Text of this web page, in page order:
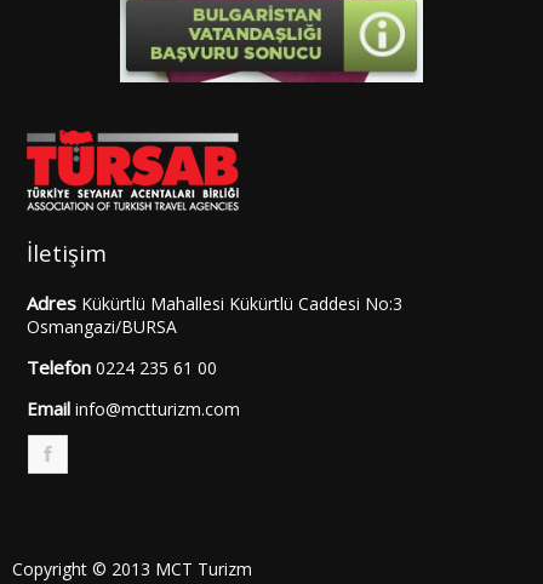
İletişim
Adres Kükürtlü Mahallesi Kükürtlü Caddesi No:3
Osmangazi/BURSA
Telefon0224 235 61 00
Emailinfo@mctturizm.com
F
Copyright © 2013 MCT Turizm